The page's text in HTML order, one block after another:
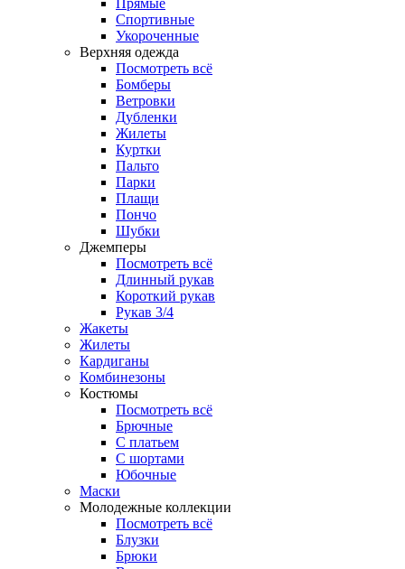
Спортивные
Укороченные
Верхняя одежда
Посмотреть всё
Бомберы
Ветровки
Дубленки
Жилеты
Куртки
Пальто
Парки
Плащи
Пончо
Шубки
Джемперы
Посмотреть всё
Длинный рукав
Короткий рукав
Рукав 3/4
Жакеты
Жилеты
Кардиганы
Комбинезоны
Костюмы
Посмотреть всё
Брючные
С платьем
С шортами
Юбочные
Маски
Молодежные коллекции
Посмотреть всё
Блузки
Брюки